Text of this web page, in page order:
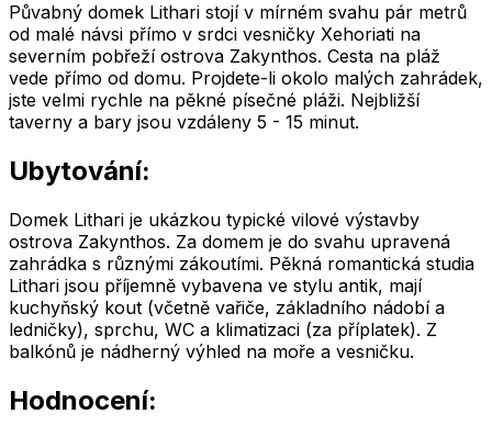
Půvabný domek Lithari stojí v mírném svahu pár metrů
od malé návsi přímo v srdci vesničky Xehoriati na
severním pobřeží ostrova Zakynthos. Cesta na pláž
vede přímo od domu. Projdete-li okolo malých zahrádek,
jste velmi rychle na pěkné písečné pláži. Nejbližší
taverny a bary jsou vzdáleny 5 - 15 minut.
Ubytování:
Domek Lithari je ukázkou typické vilové výstavby
ostrova Zakynthos. Za domem je do svahu upravená
zahrádka s různými zákoutími. Pěkná romantická studia
Lithari jsou příjemně vybavena ve stylu antik, mají
kuchyňský kout (včetně vařiče, základního nádobí a
ledničky), sprchu, WC a klimatizaci (za příplatek). Z
balkónů je nádherný výhled na moře a vesničku.
Hodnocení: